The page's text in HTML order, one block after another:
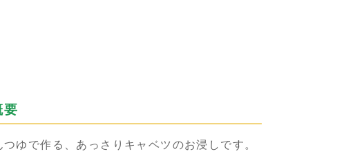
要
ゆで作る、あっさりキャベツのお浸しです。